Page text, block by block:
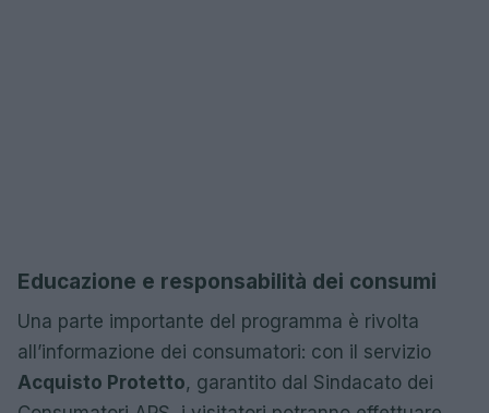
Educazione e responsabilità dei consumi
Una parte importante del programma è rivolta
all’informazione dei consumatori: con il servizio
Acquisto Protetto, garantito dal Sindacato dei